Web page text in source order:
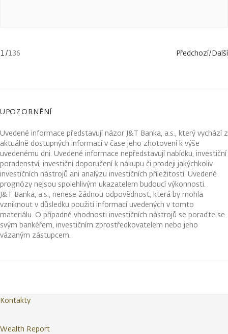
1/136 Předchozí/Další
UPOZORNĚNÍ
Uvedené informace představují názor J&T Banka, a.s., který vychází z
aktuálně dostupných informací v čase jeho zhotovení k výše
uvedenému dni. Uvedené informace nepředstavují nabídku, investiční
poradenství, investiční doporučení k nákupu či prodeji jakýchkoliv
investičních nástrojů ani analýzu investičních příležitostí. Uvedené
prognózy nejsou spolehlivým ukazatelem budoucí výkonnosti.
J&T Banka, a.s., nenese žádnou odpovědnost, která by mohla
vzniknout v důsledku použití informací uvedených v tomto
materiálu. O případné vhodnosti investičních nástrojů se poraďte se
svým bankéřem, investičním zprostředkovatelem nebo jeho
vázaným zástupcem.
Kontakty
Wealth Report